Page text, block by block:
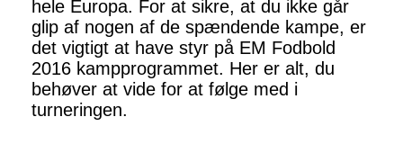
hele Europa. For at sikre, at du ikke går
glip af nogen af de spændende kampe, er
det vigtigt at have styr på EM Fodbold
2016 kampprogrammet. Her er alt, du
behøver at vide for at følge med i
turneringen.